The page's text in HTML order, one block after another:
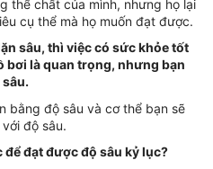
thể chất của mình, nhưng họ lại
cụ thể mà họ muốn đạt được.
sâu, thì việc có sức khỏe tốt
bơi là quan trọng, nhưng bạn
bằng độ sâu và cơ thể bạn sẽ
độ sâu.
đạt được độ sâu kỷ lục?